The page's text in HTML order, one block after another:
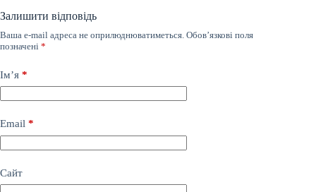
Залишити відповідь
Ваша e-mail адреса не оприлюднюватиметься. Обов’язкові поля
позначені *
Ім’я *
Email *
Сайт